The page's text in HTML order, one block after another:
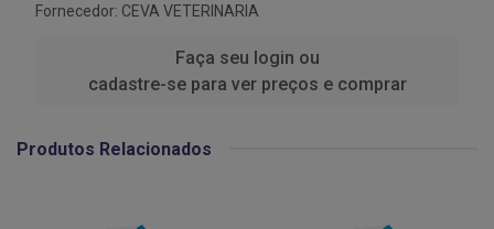
Fornecedor: CEVA VETERINARIA
Faça seu login ou
cadastre-se para ver preços e comprar
Produtos Relacionados